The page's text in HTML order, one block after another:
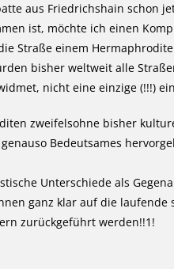
aus Friedrichshain schon
ist, möchte ich einen
Straße einem
bisher weltweit alle
nicht eine einzige (!!!)
zweifelsohne bisher
Bedeutsames
Unterschiede als
ganz klar auf die laufende
zurückgeführt werden!!1!